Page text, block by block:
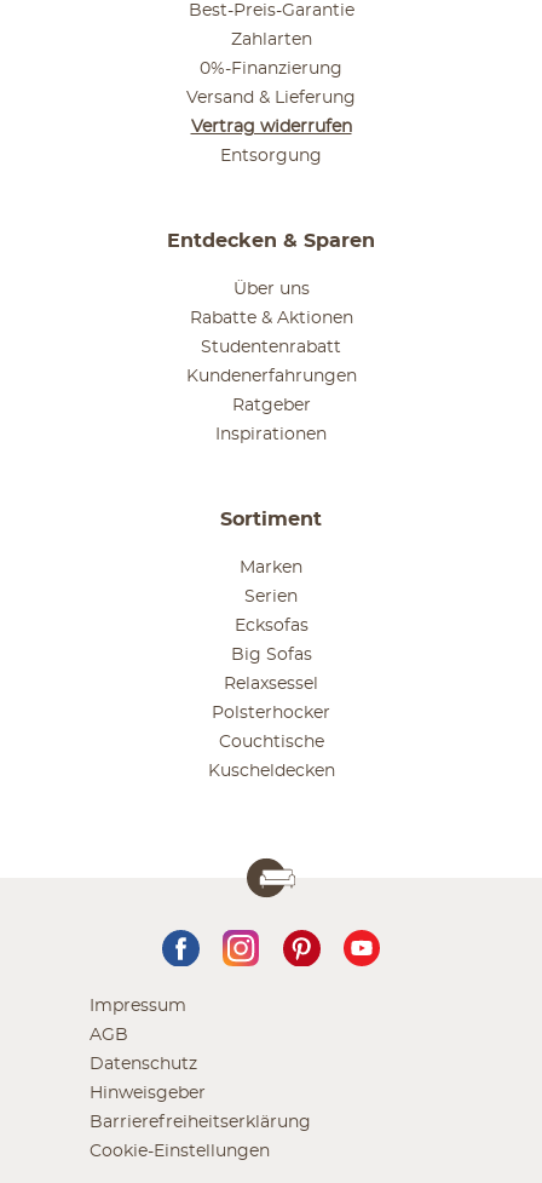
Best-Preis-Garantie
Zahlarten
0%-Finanzierung
Versand & Lieferung
Vertrag widerrufen
Entsorgung
Entdecken & Sparen
Über uns
Rabatte & Aktionen
Studentenrabatt
Kundenerfahrungen
Ratgeber
Inspirationen
Sortiment
Marken
Serien
Ecksofas
Big Sofas
Relaxsessel
Polsterhocker
Couchtische
Kuscheldecken
Impressum
AGB
Datenschutz
Hinweisgeber
Barrierefreiheitserklärung
Cookie-Einstellungen